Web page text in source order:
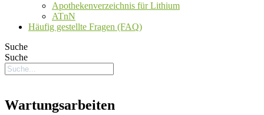
Apothekenverzeichnis für Lithium
ATnN
Häufig gestellte Fragen (FAQ)
Suche
Suche
Wartungsarbeiten